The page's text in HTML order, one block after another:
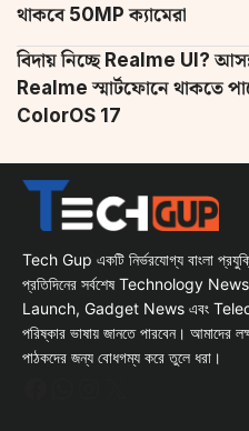
থাকবে 50MP ক্যামেরা
বিদায় নিচ্ছে Realme UI?
Realme স্মার্টফোনে থাকতে
ColorOS 17
Tech Gup একটি নির্ভরযোগ্য বাংলা
প্রতিদিনের সর্বশেষ Technology
Launch, Gadget News এবং
পরিষ্কার ভাষায় জানতে পারবেন। আমাদের
পাঠকদের জন্য বোধগম্য করে তুলে ধরা।